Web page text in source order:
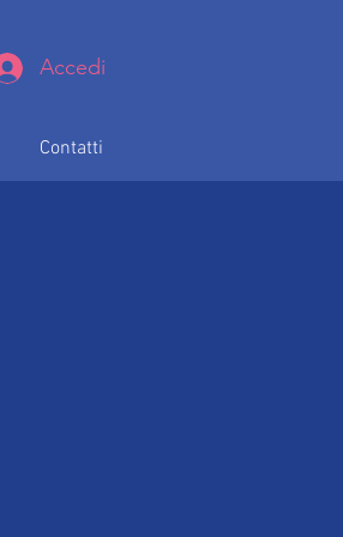
Accedi
Contatti